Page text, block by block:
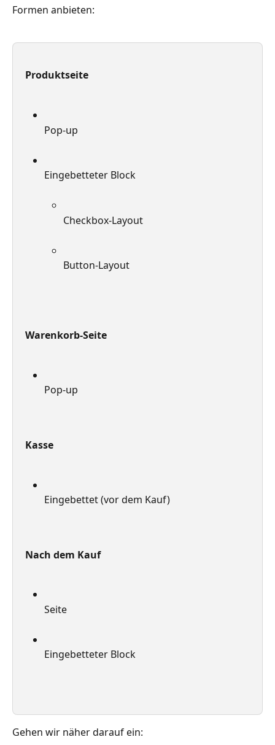
Formen anbieten:
Produktseite
Pop-up
Eingebetteter Block
Checkbox-Layout
Button-Layout
Warenkorb-Seite
Pop-up
Kasse
Eingebettet (vor dem Kauf)
Nach dem Kauf
Seite
Eingebetteter Block
Gehen wir näher darauf ein: